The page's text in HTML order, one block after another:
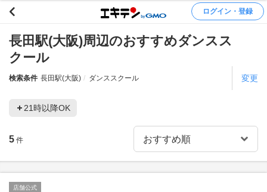
ログイン・登録
長田駅(大阪)周辺のおすすめダンスス
クール
検索条件 長田駅(大阪) ダンススクール 変更
21時以降OK
5 件
店舗公式